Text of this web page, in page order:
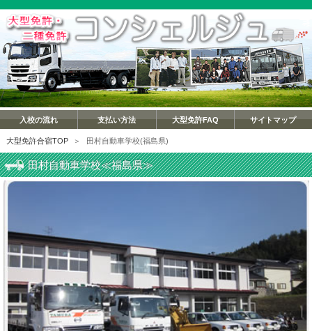
入校の流れ 支払い方法 大型免許FAQ サイトマップ
大型免許合宿TOP ＞ 田村自動車学校(福島県)
田村自動車学校≪福島県≫